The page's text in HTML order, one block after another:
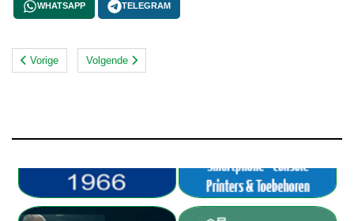
WHATSAPP TELEGRAM
Vorige Volgende